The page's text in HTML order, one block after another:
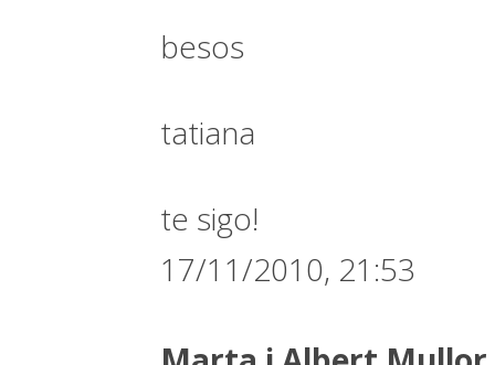
besos
tatiana
te sigo!
17/11/2010, 21:53